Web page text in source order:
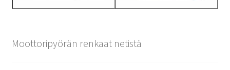
Moottoripyörän renkaat netistä